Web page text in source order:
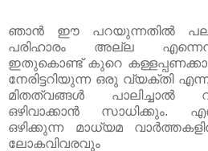
ഞാന്‍ ഈ പറയുന്നതില്‍
പരിഹാരം അല്ല
ഇതുകൊണ്ട് കുറെ
നേരിട്ടറിയുന്ന ഒരു വ്യക്തി
മിതത്വങ്ങള്‍ പാലിച്ചാല്‍
ഒഴിവാക്കാന്‍ സാധിക്കും.
ഒഴിക്കുന്ന മാധ്യമ
ലോകവിവരവും